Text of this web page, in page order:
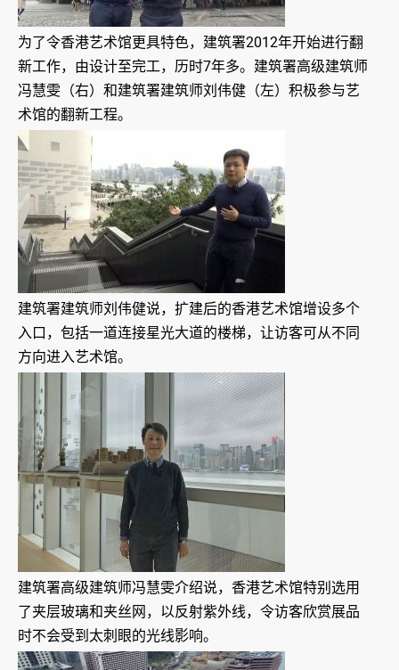
为了令香港艺术馆更具特色，建筑署2012年开始进行翻
新工作，由设计至完工，历时7年多。建筑署高级建筑师
冯慧雯（右）和建筑署建筑师刘伟健（左）积极参与艺
术馆的翻新工程。
建筑署建筑师刘伟健说，扩建后的香港艺术馆增设多个
入口，包括一道连接星光大道的楼梯，让访客可从不同
方向进入艺术馆。
建筑署高级建筑师冯慧雯介绍说，香港艺术馆特别选用
了夹层玻璃和夹丝网，以反射紫外线，令访客欣赏展品
时不会受到太刺眼的光线影响。